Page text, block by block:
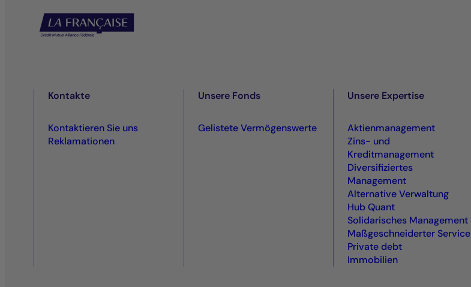
Kontakte
Kontaktieren Sie uns
Reklamationen
Unsere Fonds
Gelistete Vermögenswerte
Unsere Expertise
Aktienmanagement
Zins- und
Kreditmanagement
Diversifiziertes
Management
Alternative Verwaltung
Hub Quant
Solidarisches Management
Maßgeschneiderter Service
Private debt
Immobilien